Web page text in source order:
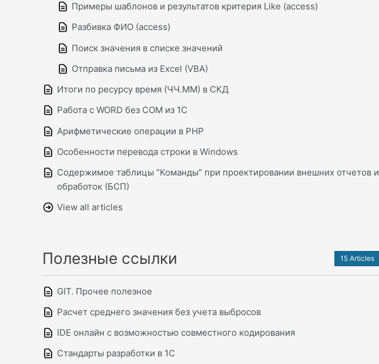
Примеры шаблонов и результатов критерия Like (access)
Разбивка ФИО (access)
Поиск значения в списке значений
Отправка письма из Excel (VBA)
Итоги по ресурсу время (ЧЧ.ММ) в СКД
Работа с WORD без COM из 1С
Арифметические операции в PHP
Особенности перевода строки в Windows
Содержимое таблицы “Команды” при проектировании внешних отчетов и
обработок (БСП)
View all articles
Полезные ссылки 15 Articles
GIT. Прочее полезное
Расчет среднего значения без учета выбросов
IDE онлайн с возможностью совместного кодирования
Стандарты разработки в 1С